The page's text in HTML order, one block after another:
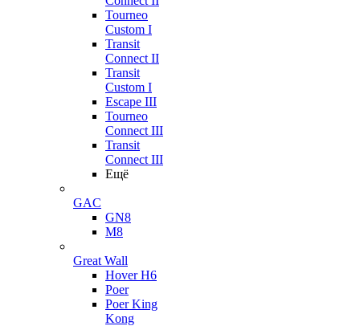
Tourneo
Custom I
Transit
Connect II
Transit
Custom I
Escape III
Tourneo
Connect III
Transit
Connect III
Ещё
GAC
GN8
M8
Great Wall
Hover H6
Poer
Poer King
Kong